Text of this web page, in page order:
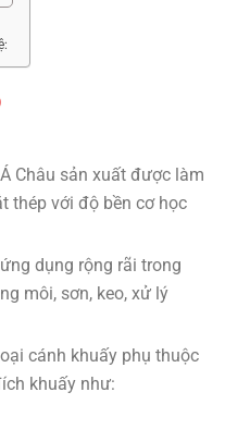
Châu sản xuất được làm
thép với độ bền cơ học
dụng rộng rãi trong
môi, sơn, keo, xử lý
cánh khuấy phụ thuộc
khuấy như: